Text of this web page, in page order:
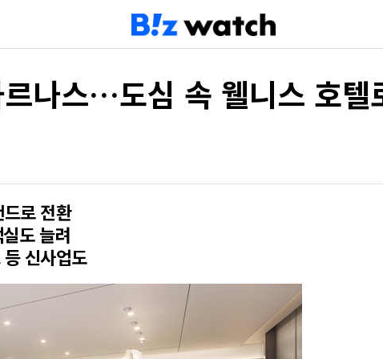
나스…도심 속 웰니스 호텔
로 전환
도 늘려
신사업도